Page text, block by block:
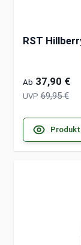
RST
Ab 37,90 €
UVP 69,95 €
Produkt